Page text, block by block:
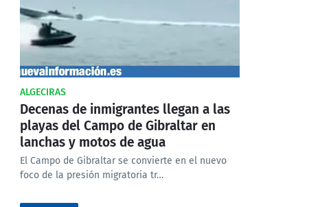
ALGECIRAS
Decenas de inmigrantes llegan a las
playas del Campo de Gibraltar en
lanchas y motos de agua
El Campo de Gibraltar se convierte en el nuevo
foco de la presión migratoria tr…